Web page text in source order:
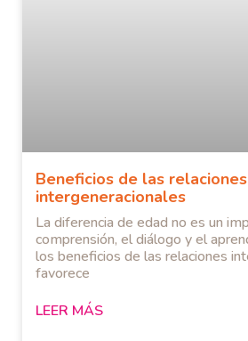
Beneficios de las relaciones
intergeneracionales
La diferencia de edad no es un
comprensión, el diálogo y el
los beneficios de las relaciones
favorece
LEER MÁS